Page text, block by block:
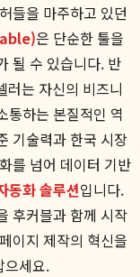
들을 마주하고 있던
은 단순한 툴을
될 수 있습니다. 반
러는 자신의 비즈니
통하는 본질적인 역
기술력과 한국 시장
를 넘어 데이터 기반
동화 솔루션입니다.
후커블과 함께 시작
이지 제작의 혁신을
으세요.